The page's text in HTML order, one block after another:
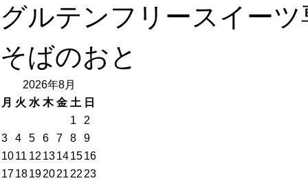
グルテンフリースイーツ
そばのおと
2026年8月
月 火 水 木 金 土 日
1
2
3
4 5 6 7 8
9
1011 12 13141516
1718192021 22 23